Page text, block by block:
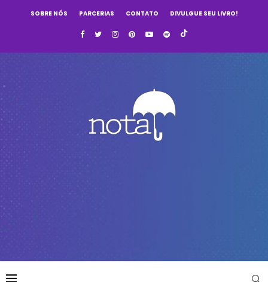
SOBRE NÓS PARCERIAS CONTATO DIVULGUE SEU LIVRO!